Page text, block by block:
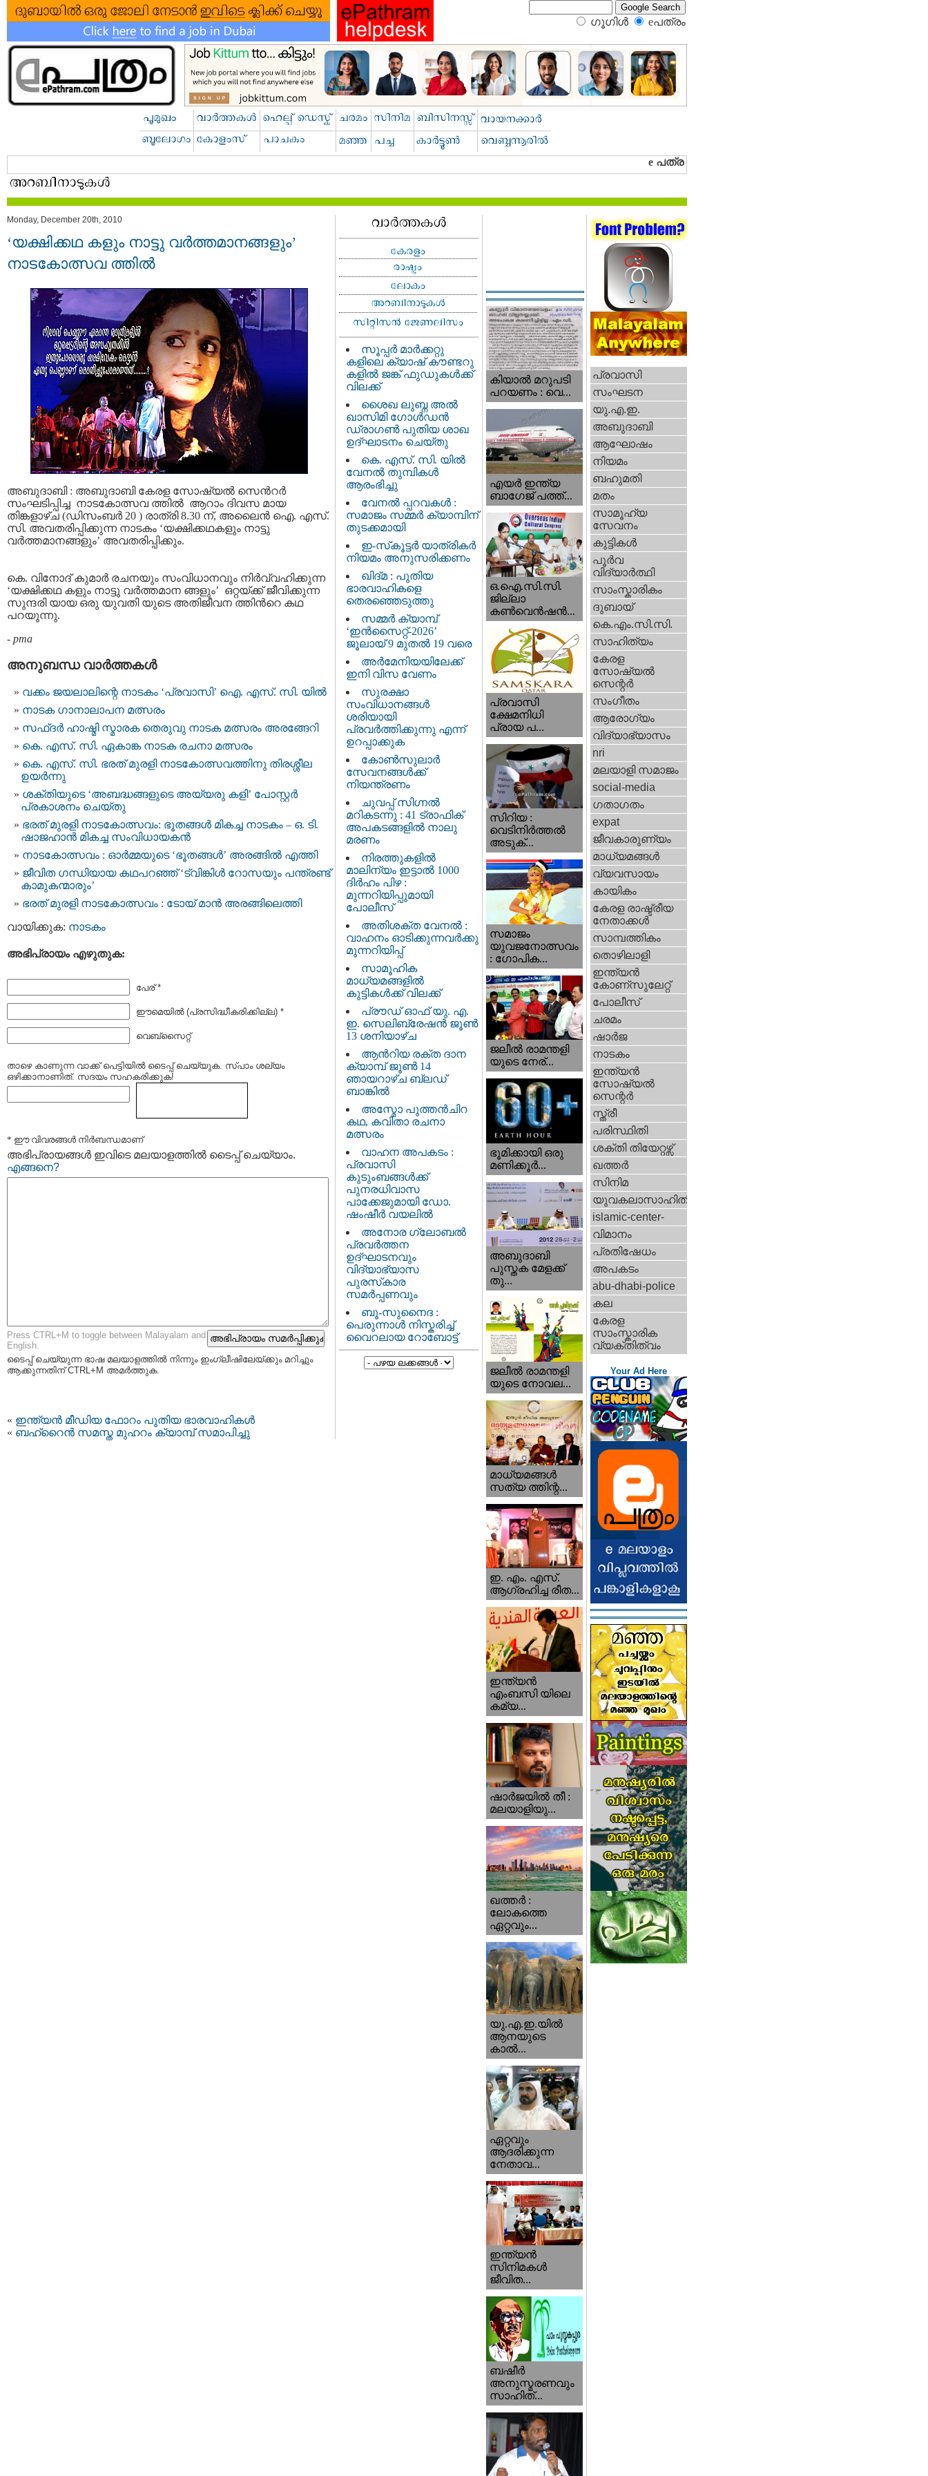
ഗൂഗിള്‍ eപത്രം‍
Monday, December 20th, 2010
‘യക്ഷിക്കഥ കളും നാട്ടു വര്‍ത്തമാനങ്ങളും’
നാടകോത്സവ ത്തില്‍
അബുദാബി : അബുദാബി കേരള സോഷ്യല്‍ സെന്‍റര്‍
സംഘടിപ്പിച്ച നാടകോത്സവ ത്തില്‍ ആറാം ദിവസ മായ
തിങ്കളാഴ്ച (ഡിസംബര്‍ 20 ) രാത്രി 8.30 ന്, അലൈന്‍ ഐ. എസ്.
സി. അവതരിപ്പിക്കുന്ന നാടകം ‘യക്ഷിക്കഥകളും നാട്ടു
വര്‍ത്തമാനങ്ങളും’ അവതരിപ്പിക്കും.
കെ. വിനോദ് കുമാര്‍ രചനയും സംവിധാനവും നിര്‍വ്വഹിക്കുന്ന
‘യക്ഷിക്കഥ കളും നാട്ടു വര്‍ത്തമാന ങ്ങളും’ ഒറ്റയ്ക്ക് ജീവിക്കുന്ന
സുന്ദരി യായ ഒരു യുവതി യുടെ അതിജീവന ത്തിന്‍റെ കഥ
പറയുന്നു.
- pma
അനുബന്ധ വാര്‍ത്തകള്‍
വക്കം ജയലാലിന്റെ നാടകം ‘പ്രവാസി’ ഐ. എസ്. സി. യിൽ
നാടക ഗാനാലാപന മത്സരം
സഫ്ദർ ഹാഷ്മി സ്മാരക തെരുവു നാടക മത്സരം അരങ്ങേറി
കെ. എസ്. സി. ഏകാങ്ക നാടക രചനാ മത്സരം
കെ. എസ്. സി. ഭരത് മുരളി നാടകോത്സവത്തിനു തിരശ്ശീല
ഉയർന്നു
ശക്തിയുടെ ‘അബദ്ധങ്ങളുടെ അയ്യരു കളി’ പോസ്റ്റർ
പ്രകാശനം ചെയ്തു
ഭരത് മുരളി നാടകോത്സവം: ഭൂതങ്ങൾ മികച്ച നാടകം – ഒ. ടി.
ഷാജഹാൻ മികച്ച സംവിധായകൻ
നാടകോത്സവം : ഓർമ്മയുടെ ‘ഭൂതങ്ങൾ’ അരങ്ങിൽ എത്തി
ജീവിത ഗന്ധിയായ കഥപറഞ്ഞ് ‘ട്വിങ്കിൾ റോസയും പന്ത്രണ്ട്
കാമുകന്മാരും’
ഭരത് മുരളി നാടകോത്സവം : ടോയ്‌ മാൻ അരങ്ങിലെത്തി
വായിക്കുക: നാടകം
അഭിപ്രായം എഴുതുക:
പേര് *
ഈമെയില്‍ (പ്രസിദ്ധീകരിക്കില്ല) *
വെബ്സൈറ്റ്
താഴെ കാണുന്ന വാക്ക് പെട്ടിയില്‍ ടൈപ്പ്‌ ചെയ്യുക. സ്പാം ശല്യം
ഒഴിക്കാനാണിത്. സദയം സഹകരിക്കുക!
* ഈ വിവരങ്ങള്‍ നിര്‍ബന്ധമാണ്
അഭിപ്രായങ്ങള്‍ ഇവിടെ മലയാളത്തില്‍ ടൈപ്പ് ചെയ്യാം.
എങ്ങനെ?
Press CTRL+M to toggle between Malayalam and
English.
ടൈപ്പ്‌ ചെയ്യുന്ന ഭാഷ മലയാളത്തില്‍ നിന്നും ഇംഗ്ലീഷിലേയ്ക്കും മറിച്ചും
ആക്കുന്നതിന് CTRL+M അമര്‍ത്തുക.
« ഇന്ത്യന്‍ മീഡിയ ഫോറം പുതിയ ഭാരവാഹികള്‍
« ബഹ്റൈന്‍ സമസ്ത മുഹറം ക്യാമ്പ്‌ സമാപിച്ചു
സൂപ്പർ മാർക്കറ്റു
കളിലെ ക്യാഷ് കൗണ്ടറു
കളിൽ ജങ്ക് ഫുഡുകൾക്ക്
വിലക്ക്
ശൈഖ ലുബ്ന അൽ
ഖാസിമി ഗോൾഡൻ
ഡ്രാഗൺ പുതിയ ശാഖ
ഉദ്ഘാടനം ചെയ്തു
കെ. എസ്. സി. യിൽ
വേനൽ തുമ്പികൾ
ആരംഭിച്ചു
വേനൽ പ്പറവകൾ :
സമാജം സമ്മർ ക്യാമ്പിന്
തുടക്കമായി
ഇ-സ്‌കൂട്ടർ യാത്രികർ
നിയമം അനുസരിക്കണം
ഖിദ്മ : പുതിയ
ഭാരവാഹികളെ
തെരഞ്ഞെടുത്തു
സമ്മർ ക്യാമ്പ്
‘ഇൻസൈറ്റ്-2026’
ജൂലായ് 9 മുതൽ 19 വരെ
അർമേനിയയിലേക്ക്
ഇനി വിസ വേണം
സുരക്ഷാ
സംവിധാനങ്ങൾ
ശരിയായി
പ്രവർത്തിക്കുന്നു എന്ന്
ഉറപ്പാക്കുക
കോൺസുലാർ
സേവനങ്ങൾക്ക്
നിയന്ത്രണം
ചുവപ്പ് സിഗ്നൽ
മറികടന്നു : 41 ട്രാഫിക്
അപകടങ്ങളിൽ നാലു
മരണം
നിരത്തുകളിൽ
മാലിന്യം ഇട്ടാൽ 1000
ദിർഹം പിഴ :
മുന്നറിയിപ്പുമായി
പോലീസ്
അതിശക്ത വേനൽ :
വാഹനം ഓടിക്കുന്നവർക്കു
മുന്നറിയിപ്പ്
സാമൂഹിക
മാധ്യമങ്ങളിൽ
കുട്ടികൾക്ക് വിലക്ക്
പ്രൗഡ് ഓഫ് യു. എ.
ഇ. സെലിബ്രേഷൻ ജൂൺ
13 ശനിയാഴ്ച
ആൻറിയ രക്ത ദാന
ക്യാമ്പ് ജൂൺ 14
ഞായറാഴ്ച ബ്ലഡ്
ബാങ്കിൽ
അസ്മോ പുത്തൻചിറ
കഥ, കവിതാ രചനാ
മത്സരം
വാഹന അപകടം :
പ്രവാസി
കുടുംബങ്ങൾക്ക്
പുനരധിവാസ
പാക്കേജുമായി ഡോ.
ഷംഷീർ വയലിൽ
അനോര ഗ്ലോബൽ
പ്രവർത്തന
ഉദ്ഘാടനവും
വിദ്യാഭ്യാസ
പുരസ്‌കാര
സമർപ്പണവും
ബൂ-സുനൈദ :
പെരുന്നാൾ നിസ്കരിച്ച്
വൈറലായ റോബോട്ട്
കിയാല്‍ മറുപടി
പറയണം : വെ...
എയര്‍ ഇന്ത്യ
ബാഗേജ് പത്ത്...
ഒ.ഐ.സി.സി.
ജില്ലാ
കൺവെൻഷൻ...
പ്രവാസി
ക്ഷേമനിധി
പ്രായ പ...
സിറിയ :
വെടിനിർത്തൽ
അടുക്...
സമാജം
യുവജനോത്സവം
: ഗോപിക...
ജലീല്‍ രാമന്തളി
യുടെ നേര്...
ഭൂമിക്കായി ഒരു
മണിക്കൂര്‍...
അബുദാബി
പുസ്തക മേളക്ക്
തു...
ജലീല്‍ രാമന്തളി
യുടെ നോവല...
മാധ്യമങ്ങള്‍
സത്യ ത്തിന്റ...
ഇ. എം. എസ്.
ആഗ്രഹിച്ച രീത...
ഇന്ത്യന്‍
എംബസി യിലെ
കമ്യ...
ഷാര്‍ജയില്‍ തീ :
മലയാളിയു...
ഖത്തര്‍ :
ലോകത്തെ
ഏറ്റവും...
യു.എ.ഇ.യില്‍
ആനയുടെ
കാല്‍...
ഏറ്റവും
ആദരിക്കുന്ന
നേതാവ...
ഇന്ത്യന്‍
സിനിമകള്‍
ജീവിത...
ബഷീര്‍
അനുസ്മരണവും
സാഹിത്...
പ്രവാസി
സംഘടന
യു.എ.ഇ.
അബുദാബി
ആഘോഷം
നിയമം
ബഹുമതി
മതം
സാമൂഹ്യ
സേവനം
കുട്ടികള്‍
പൂര്‍വ
വിദ്യാര്‍ത്ഥി
സാംസ്കാരികം
ദുബായ്‌
കെ.എം.സി.സി.
സാഹിത്യം
കേരള
സോഷ്യല്‍
സെന്റര്‍
സംഗീതം
ആരോഗ്യം
വിദ്യാഭ്യാസം
nri
മലയാളി സമാജം
social-media
ഗതാഗതം
expat
ജീവകാരുണ്യം
മാധ്യമങ്ങള്‍
വ്യവസായം
കായികം
കേരള രാഷ്ട്രീയ
നേതാക്കള്‍
സാമ്പത്തികം
തൊഴിലാളി
ഇന്ത്യന്‍
കോണ്സുലേറ്റ്
പോലീസ്
ചരമം
ഷാര്‍ജ
നാടകം
ഇന്ത്യന്‍
സോഷ്യല്‍
സെന്റര്‍
സ്ത്രീ
പരിസ്ഥിതി
ശക്തി തിയേറ്റഴ്സ്
ഖത്തര്‍
സിനിമ
യുവകലാസാഹിതി
islamic-center-
വിമാനം
പ്രതിഷേധം
അപകടം
abu-dhabi-police
കല
കേരള
സാംസ്കാരിക
വ്യക്തിത്വം
Your Ad Here